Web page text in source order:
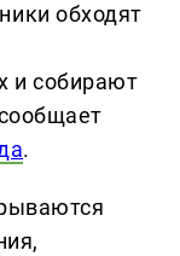
обходят
и собирают
.